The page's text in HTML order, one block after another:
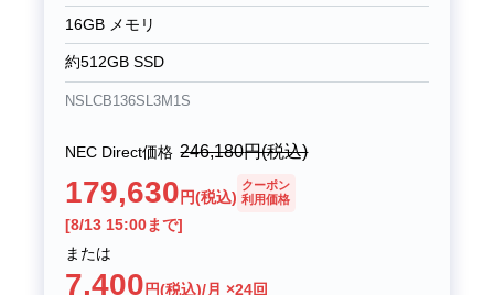
16GB メモリ
約512GB SSD
NSLCB136SL3M1S
NEC Direct価格 246,180円(税込)
179,630 円(税込)
クーポン
利用価格
[8/13 15:00まで]
または
7,400 円(税込)/月 ×24回